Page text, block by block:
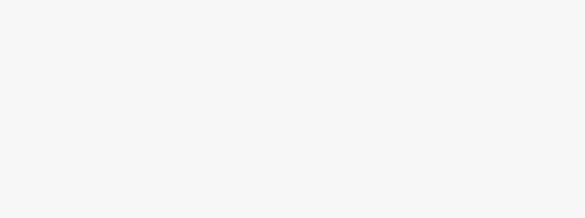
не отображаются на закладке Все задачи?
контроллеру домена, созданному на сетевом хранилище QNAP?
IPv6 не удается воспроизвести видео на iPhone?